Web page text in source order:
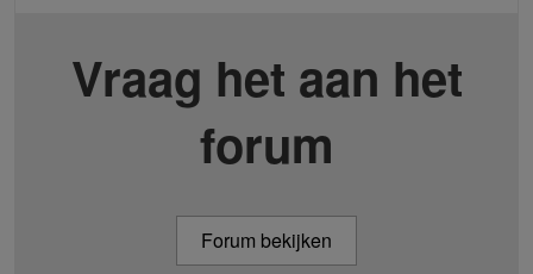
Vraag het aan het
forum
Forum bekijken